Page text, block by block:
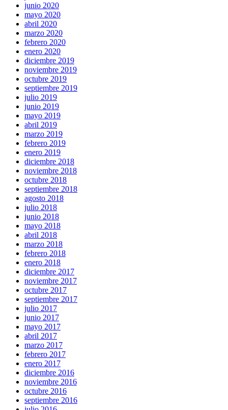
junio 2020
mayo 2020
abril 2020
marzo 2020
febrero 2020
enero 2020
diciembre 2019
noviembre 2019
octubre 2019
septiembre 2019
julio 2019
junio 2019
mayo 2019
abril 2019
marzo 2019
febrero 2019
enero 2019
diciembre 2018
noviembre 2018
octubre 2018
septiembre 2018
agosto 2018
julio 2018
junio 2018
mayo 2018
abril 2018
marzo 2018
febrero 2018
enero 2018
diciembre 2017
noviembre 2017
octubre 2017
septiembre 2017
julio 2017
junio 2017
mayo 2017
abril 2017
marzo 2017
febrero 2017
enero 2017
diciembre 2016
noviembre 2016
octubre 2016
septiembre 2016